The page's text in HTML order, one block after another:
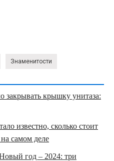
Знаменитости
закрывать крышку унитаза:
известно, сколько стоит
самом деле
год – 2024: три